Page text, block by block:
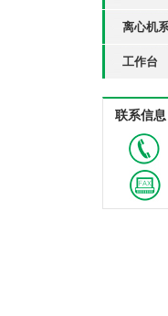
离心机
工作台
联系信息